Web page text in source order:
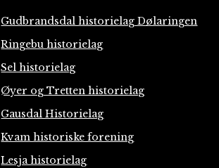
Gudbrandsdal historielag Dølaringen
Ringebu historielag
Sel historielag
Øyer og Tretten historielag
Gausdal Historielag
Kvam historiske forening
Lesja historielag